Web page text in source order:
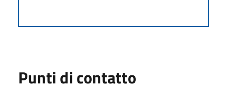
Punti di contatto